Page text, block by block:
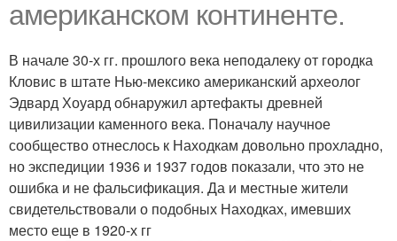
американском континенте.
В начале 30-х гг. прошлого века неподалеку от городка
Кловис в штате Нью-мексико американский археолог
Эдвард Хоуард обнаружил артефакты древней
цивилизации каменного века. Поначалу научное
сообщество отнеслось к Находкам довольно прохладно,
но экспедиции 1936 и 1937 годов показали, что это не
ошибка и не фальсификация. Да и местные жители
свидетельствовали о подобных Находках, имевших
место еще в 1920-х гг